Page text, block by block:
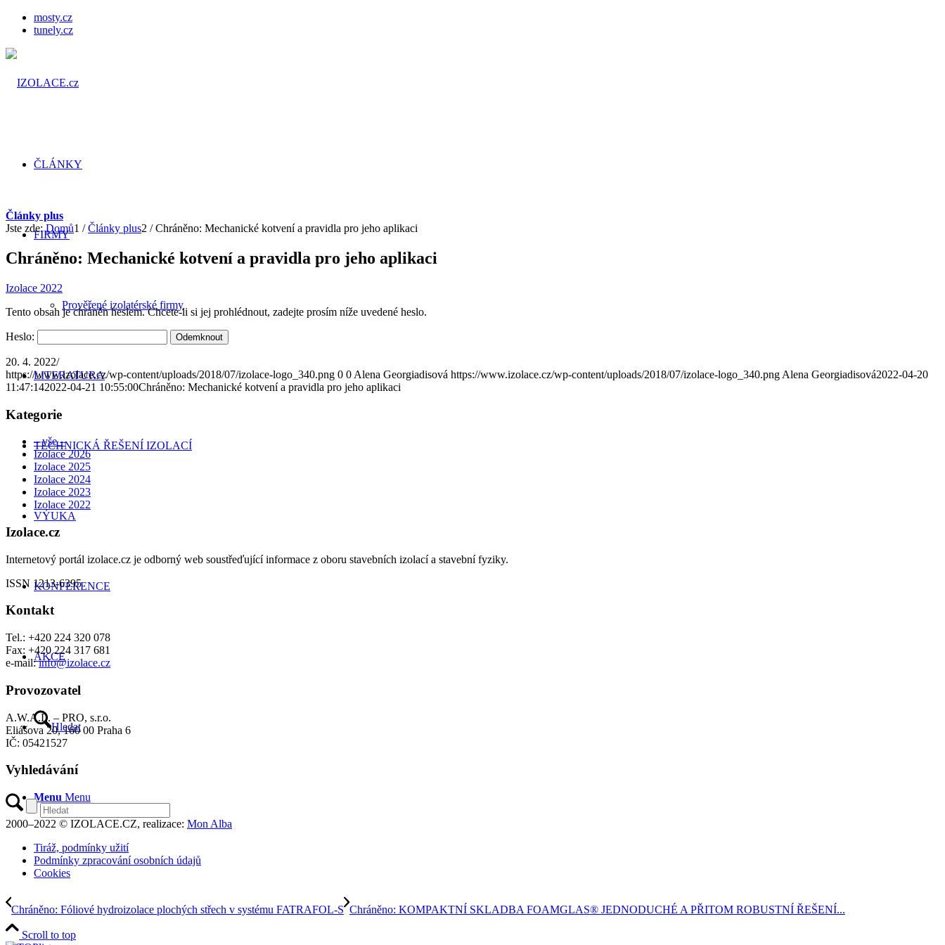
mosty.cz
tunely.cz
ČLÁNKY
FIRMY
Prověřené izolatérské firmy
LITERATURA
TECHNICKÁ ŘEŠENÍ IZOLACÍ
VÝUKA
KONFERENCE
AKCE
Hledat
Menu Menu
Články plus
Jste zde: Domů1 / Články plus2 / Chráněno: Mechanické kotvení a pravidla pro jeho aplikaci
Chráněno: Mechanické kotvení a pravidla pro jeho aplikaci
Izolace 2022
Tento obsah je chráněn heslem. Chcete-li si jej prohlédnout, zadejte prosím níže uvedené heslo.
Heslo:
20. 4. 2022/
https://www.izolace.cz/wp-content/uploads/2018/07/izolace-logo_340.png 0 0 Alena Georgiadisová https://www.izolace.cz/wp-content/uploads/2018/07/izolace-logo_340.png Alena Georgiadisová2022-04-20
11:47:142022-04-21 10:55:00Chráněno: Mechanické kotvení a pravidla pro jeho aplikaci
Kategorie
– vše –
Izolace 2026
Izolace 2025
Izolace 2024
Izolace 2023
Izolace 2022
Izolace.cz
Internetový portál izolace.cz je odborný web soustřeďující informace z oboru stavebních izolací a stavební fyziky.
ISSN 1213-6395
Kontakt
Tel.: +420 224 320 078
Fax: +420 224 317 681
e-mail:info@izolace.cz
Provozovatel
A.W.A.L. – PRO, s.r.o.
Eliášova 20, 160 00 Praha 6
IČ: 05421527
Vyhledávání
2000–2022 © IZOLACE.CZ, realizace: Mon Alba
Tiráž, podmínky užití
Podmínky zpracování osobních údajů
Cookies
Chráněno: Fóliové hydroizolace plochých střech v systému FATRAFOL-S Chráněno: KOMPAKTNÍ SKLADBA FOAMGLAS® JEDNODUCHÉ A PŘITOM ROBUSTNÍ ŘEŠENÍ...
Scroll to top